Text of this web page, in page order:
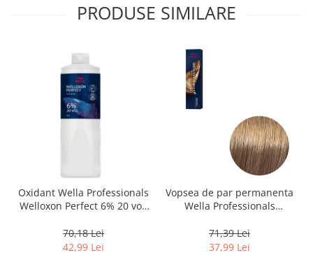
PRODUSE SIMILARE
Oxidant Wella Professionals
Welloxon Perfect 6% 20 vol,
70,18 Lei
42,99 Lei
Vopsea de par permanenta
Wella Professionals
Blond Deschis Natural, 60
ml
71,39 Lei
37,99 Lei